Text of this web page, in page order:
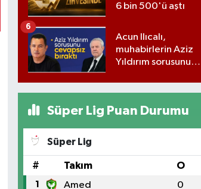
6 bin 500'ü aştı
Acun Ilıcalı,
muhabirlerin Aziz
Yıldırım sorusunu
6
Süper Lig Puan Durumu
Süper Lig
# Takım O
1 Amed 0